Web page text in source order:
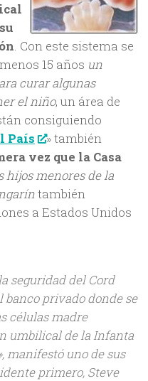
. Con este sistema se
15 años un
curar algunas
el niño, un área de
consiguiendo
País
» también
vez que la Casa
hijos menores de la
también
a Estados Unidos
seguridad del Cord
banco privado donde se
células madre
umbilical de la Infanta
manifestó uno de sus
primero, Steve